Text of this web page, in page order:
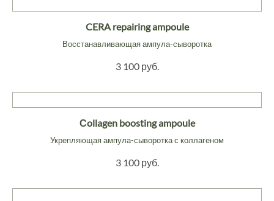
CERA repairing ampoule
Восстанавливающая ампула-сыворотка
3 100 руб.
Сollagen boosting ampoule
Укрепляющая ампула-сыворотка с коллагеном
3 100 руб.